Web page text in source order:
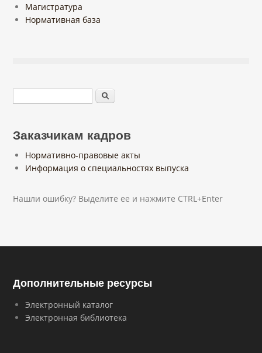
Магистратура
Нормативная база
Форма поиска Поиск
Заказчикам кадров
Нормативно-правовые акты
Информация о специальностях выпуска
Нашли ошибку? Выделите ее и нажмите CTRL+Enter
Дополнительные ресурсы
Электронный каталог
Электронная библиотека